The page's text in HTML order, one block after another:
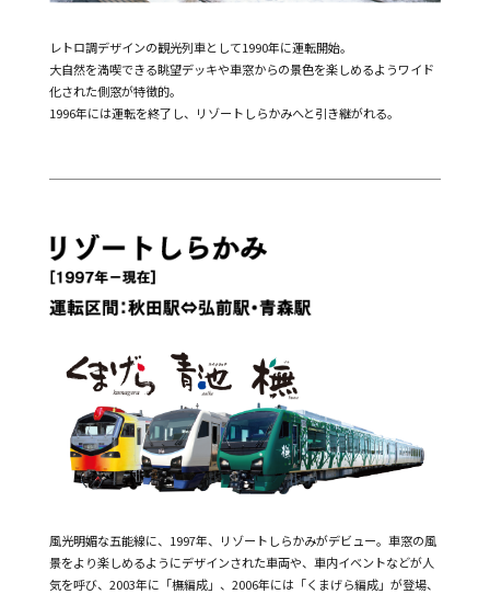
レトロ調デザインの観光列車として1990年に運転開始。
大自然を満喫できる眺望デッキや車窓からの景色を楽しめるようワイド
化された側窓が特徴的。
1996年には運転を終了し、リゾートしらかみへと引き継がれる。
風光明媚な五能線に、1997年、リゾートしらかみがデビュー。車窓の風
景をより楽しめるようにデザインされた車両や、車内イベントなどが人
気を呼び、2003年に「橅編成」、2006年には「くまげら編成」が登場、